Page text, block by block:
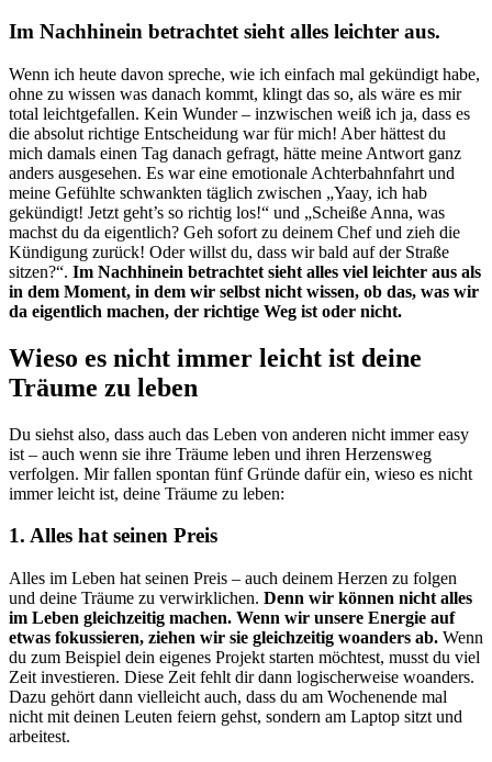
Im Nachhinein betrachtet sieht alles leichter aus.
Wenn ich heute davon spreche, wie ich einfach mal gekündigt habe,
ohne zu wissen was danach kommt, klingt das so, als wäre es mir
total leichtgefallen. Kein Wunder – inzwischen weiß ich ja, dass es
die absolut richtige Entscheidung war für mich! Aber hättest du
mich damals einen Tag danach gefragt, hätte meine Antwort ganz
anders ausgesehen. Es war eine emotionale Achterbahnfahrt und
meine Gefühlte schwankten täglich zwischen „Yaay, ich hab
gekündigt! Jetzt geht’s so richtig los!“ und „Scheiße Anna, was
machst du da eigentlich? Geh sofort zu deinem Chef und zieh die
Kündigung zurück! Oder willst du, dass wir bald auf der Straße
sitzen?“. Im Nachhinein betrachtet sieht alles viel leichter aus als
in dem Moment, in dem wir selbst nicht wissen, ob das, was wir
da eigentlich machen, der richtige Weg ist oder nicht.
Wieso es nicht immer leicht ist deine
Träume zu leben
Du siehst also, dass auch das Leben von anderen nicht immer easy
ist – auch wenn sie ihre Träume leben und ihren Herzensweg
verfolgen. Mir fallen spontan fünf Gründe dafür ein, wieso es nicht
immer leicht ist, deine Träume zu leben:
1. Alles hat seinen Preis
Alles im Leben hat seinen Preis – auch deinem Herzen zu folgen
und deine Träume zu verwirklichen. Denn wir können nicht alles
im Leben gleichzeitig machen. Wenn wir unsere Energie auf
etwas fokussieren, ziehen wir sie gleichzeitig woanders ab. Wenn
du zum Beispiel dein eigenes Projekt starten möchtest, musst du viel
Zeit investieren. Diese Zeit fehlt dir dann logischerweise woanders.
Dazu gehört dann vielleicht auch, dass du am Wochenende mal
nicht mit deinen Leuten feiern gehst, sondern am Laptop sitzt und
arbeitest.